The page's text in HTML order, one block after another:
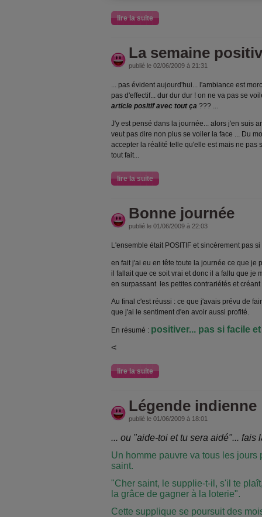
lire la suite
La semaine
publié le 02/06/2009 à 21:31
... pas évident aujourd'hui... l'ambiance est
pas d'effectif... dur dur dur ! on ne va pas se
article positif avec tout ça ??? ...
J'y est pensé dans la journée... alors j'en suis
veut pas dire non plus se voiler la face ... Du
accepter la réalité telle qu'elle est mais ne pas
tout fait...
lire la suite
Bonne journée
publié le 01/06/2009 à 22:03
L'ensemble était POSITIF et sincèrement pas
en fait j'ai eu en tête toute la journée ce que je
il fallait que ce soit vrai et donc il a fallu que je
en surpassant les petites contrariétés et
Au final c'est réussi : ce que j'avais prévu de
que j'ai le sentiment d'en avoir aussi profité.
En résumé : positiver... pas si facile
<
lire la suite
Légende indienne
publié le 01/06/2009 à 18:01
... ou "aide-toi et tu sera aidé"...
Un homme pauvre va tous les jours
saint.
"Cher saint, le supplie-t-il, s'il te
la grâce de gagner à la loterie".
Cette supplique se poursuit des